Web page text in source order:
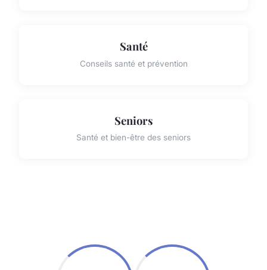
Santé
Conseils santé et prévention
Seniors
Santé et bien-être des seniors